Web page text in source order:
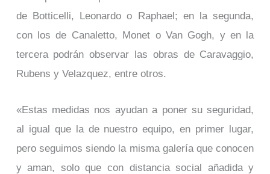
de Botticelli, Leonardo o Raphael; en la segunda,
con los de Canaletto, Monet o Van Gogh, y en la
tercera podrán observar las obras de Caravaggio,
Rubens y Velazquez, entre otros.
«Estas medidas nos ayudan a poner su seguridad,
al igual que la de nuestro equipo, en primer lugar,
pero seguimos siendo la misma galería que conocen
y aman, solo que con distancia social añadida y